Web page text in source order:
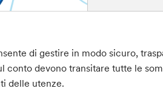
di gestire in modo sicuro,
conto devono transitare tutte le
delle utenze.